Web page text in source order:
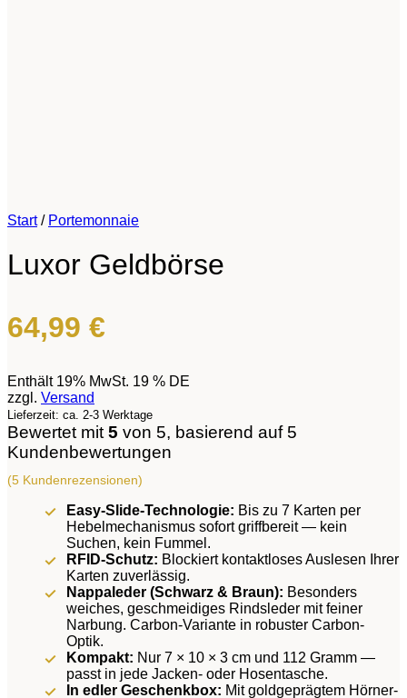
Start / Portemonnaie
Luxor Geldbörse
64,99 €
Enthält 19% MwSt. 19 % DE
zzgl. Versand
Lieferzeit: ca. 2-3 Werktage
Bewertet mit5 von 5, basierend auf 5
Kundenbewertungen
(5 Kundenrezensionen)
Easy-Slide-Technologie: Bis zu 7 Karten per
Hebelmechanismus sofort griffbereit — kein
Suchen, kein Fummel.
RFID-Schutz: Blockiert kontaktloses Auslesen Ihrer
Karten zuverlässig.
Nappaleder (Schwarz & Braun): Besonders
weiches, geschmeidiges Rindsleder mit feiner
Narbung. Carbon-Variante in robuster Carbon-
Optik.
Kompakt: Nur 7 × 10 × 3 cm und 112 Gramm —
passt in jede Jacken- oder Hosentasche.
In edler Geschenkbox: Mit goldgeprägtem Hörner-